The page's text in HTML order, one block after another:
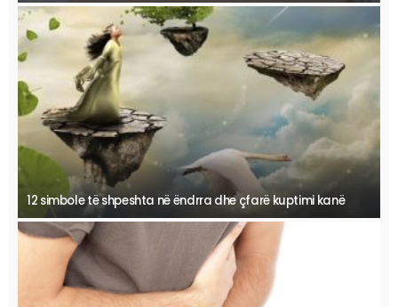
12 simbole të shpeshta në ëndrra dhe çfarë kuptimi kanë